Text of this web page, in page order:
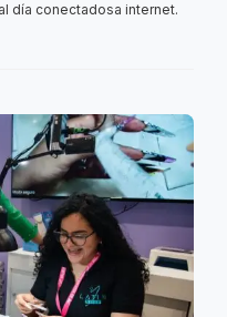
día conectadosa internet.